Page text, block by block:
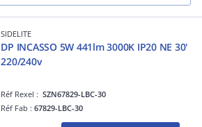
SIDELITE
DP INCASSO 5W 441lm 3000K IP20 NE 30'
220/240v
Réf Rexel :SZN67829-LBC-30
Réf Fab :67829-LBC-30